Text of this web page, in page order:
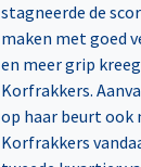
stagneerde de
maken met goed
en meer grip
Korfrakkers.
op haar beurt ook
Korfrakkers